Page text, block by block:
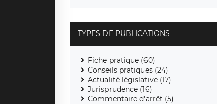
TYPES DE PUBLICATIONS
Fiche pratique (60)
Conseils pratiques (24)
Actualité législative (17)
Jurisprudence (16)
Commentaire d'arrêt (5)